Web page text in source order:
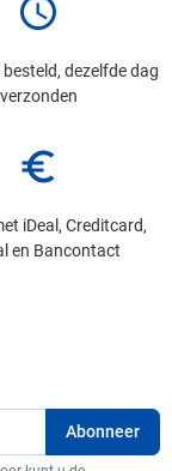
schedule
dezelfde dag
verzonden
euro_symbol
iDeal, Creditcard,
en Bancontact